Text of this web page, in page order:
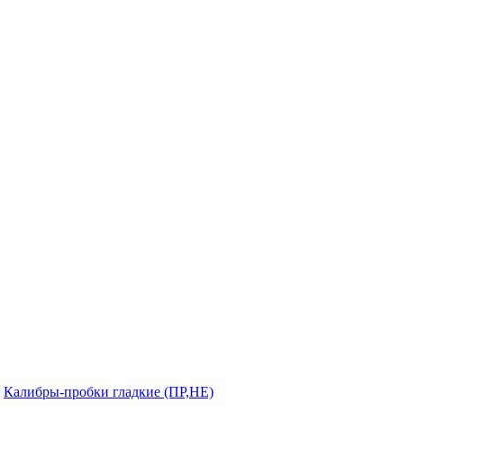
Калибры-пробки гладкие (ПР,НЕ)